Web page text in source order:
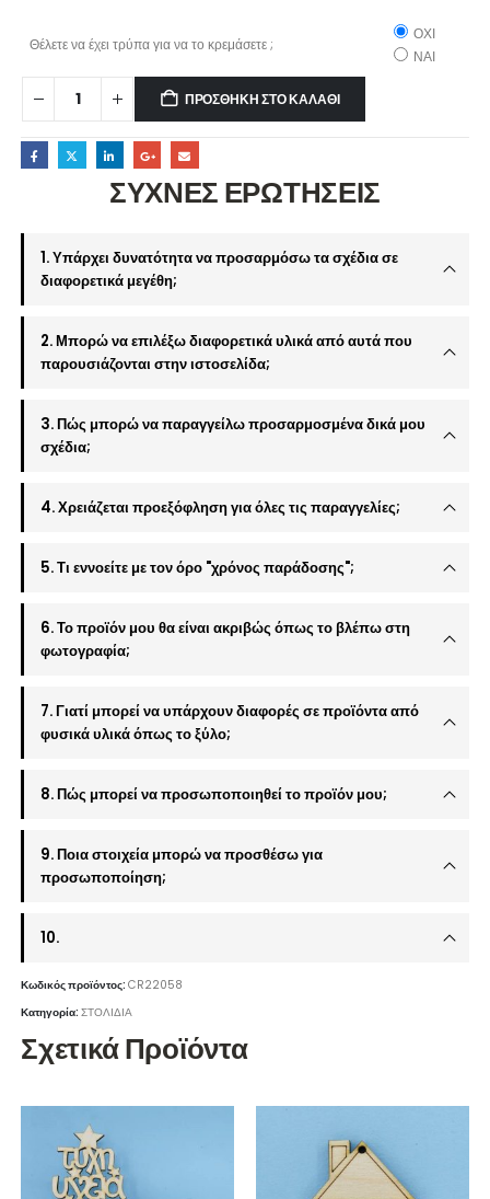
Θέλετε να έχει τρύπα για να το κρεμάσετε ;
ΟΧΙ
ΝΑΙ
ΠΡΟΣΘΉΚΗ ΣΤΟ ΚΑΛΆΘΙ
ΣΥΧΝΕΣ ΕΡΩΤΗΣΕΙΣ
1. Υπάρχει δυνατότητα να προσαρμόσω τα σχέδια σε
διαφορετικά μεγέθη;
2. Μπορώ να επιλέξω διαφορετικά υλικά από αυτά που
παρουσιάζονται στην ιστοσελίδα;
3. Πώς μπορώ να παραγγείλω προσαρμοσμένα δικά μου
σχέδια;
4. Χρειάζεται προεξόφληση για όλες τις παραγγελίες;
5. Τι εννοείτε με τον όρο "χρόνος παράδοσης";
6. Το προϊόν μου θα είναι ακριβώς όπως το βλέπω στη
φωτογραφία;
7. Γιατί μπορεί να υπάρχουν διαφορές σε προϊόντα από
φυσικά υλικά όπως το ξύλο;
8. Πώς μπορεί να προσωποποιηθεί το προϊόν μου;
9. Ποια στοιχεία μπορώ να προσθέσω για
προσωποποίηση;
10.
Κωδικός προϊόντος:CR22058
Κατηγορία:ΣΤΟΛΙΔΙΑ
Σχετικά Προϊόντα